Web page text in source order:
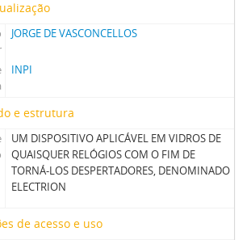
JORGE DE VASCONCELLOS
INPI
e estrutura
UM DISPOSITIVO APLICÁVEL EM VIDROS DE
QUAISQUER RELÓGIOS COM O FIM DE
TORNÁ-LOS DESPERTADORES, DENOMINADO
ELECTRION
de acesso e uso